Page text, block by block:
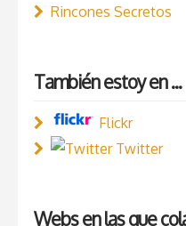
Rincones Secretos
También estoy en ...
Flickr
Twitter
Webs en las que